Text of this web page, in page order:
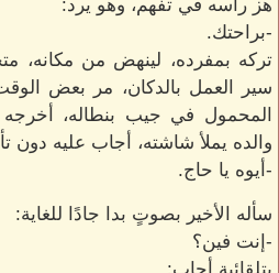
هز رأسه في تفهم، وهو يرد:
-براحتك.
تركه بمفرده، لينهض من مكانه،
سير العمل بالدكان، مر بعض
المحمول في جيب بنطاله،
والده يملأ شاشته، أجاب عليه دون
-أيوه يا حاج.
سأله الأخير بصوتٍ بدا جادًا للغاية:
-إنت فين؟